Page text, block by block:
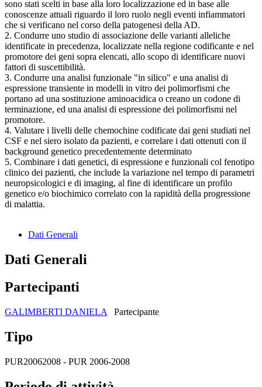
sono stati scelti in base alla loro localizzazione ed in base alle
conoscenze attuali riguardo il loro ruolo negli eventi infiammatori
che si verificano nel corso della patogenesi della AD.
2. Condurre uno studio di associazione delle varianti alleliche
identificate in precedenza, localizzate nella regione codificante e nel
promotore dei geni sopra elencati, allo scopo di identificare nuovi
fattori di suscettibilità.
3. Condurre una analisi funzionale "in silico" e una analisi di
espressione transiente in modelli in vitro dei polimorfismi che
portano ad una sostituzione aminoacidica o creano un codone di
terminazione, ed una analisi di espressione dei polimorfismi nel
promotore.
4. Valutare i livelli delle chemochine codificate dai geni studiati nel
CSF e nel siero isolato da pazienti, e correlare i dati ottenuti con il
background genetico precedentemente determinato
5. Combinare i dati genetici, di espressione e funzionali col fenotipo
clinico dei pazienti, che include la variazione nel tempo di parametri
neuropsicologici e di imaging, al fine di identificare un profilo
genetico e/o biochimico correlato con la rapidità della progressione
di malattia.
Dati Generali
Dati Generali
Partecipanti
GALIMBERTI DANIELA Partecipante
Tipo
PUR20062008 - PUR 2006-2008